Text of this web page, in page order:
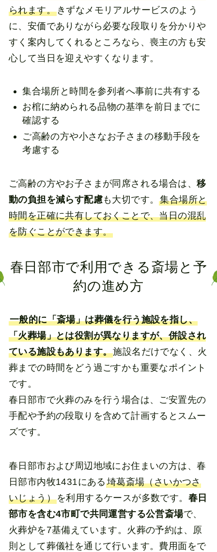
られます。きずなメモリアルサービスのよう
に、安価でありながら必要な段取りを分かりや
すく案内してくれるところなら、喪主の方も安
心して当日を迎えやすくなります。
集合場所と時間を参列者へ事前に共有する
お棺に納められる品物の基準を前日までに
確認する
ご高齢の方や小さなお子さまの移動手段を
考慮する
ご高齢の方やお子さまが同席される場合は、 移
動の負担を減らす配慮も大切です。集合場所と
時間を正確に共有しておくことで、当日の混乱
を防ぐことができます。
春日部市で利用できる斎場と予
約の進め方
一般的に「斎場」は葬儀を行う施設を指し、
「火葬場」とは役割が異なりますが、併設され
ている施設もあります。施設名だけでなく、火
葬までの時間をどう過ごすかも重要なポイント
です。
春日部市で火葬のみを行う場合は、ご安置先の
手配や予約の段取りを含めて計画するとスムー
ズです。
春日部市および周辺地域にお住まいの方は、春
日部市内牧1431にある 埼葛斎場（さいかつさ
いじょう）を利用するケースが多数です。 春日
部市を含む4市町で共同運営する公営斎場で、
火葬炉を7基備えています。火葬の予約は、原
則として葬儀社を通じて行います。費用面をで